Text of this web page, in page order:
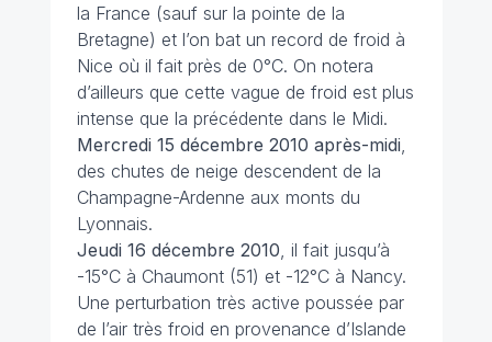
la France (sauf sur la pointe de la
Bretagne) et l’on bat un record de froid à
Nice où il fait près de 0°C. On notera
d’ailleurs que cette vague de froid est plus
intense que la précédente dans le Midi.
Mercredi 15 décembre 2010 après-midi,
des chutes de neige descendent de la
Champagne-Ardenne aux monts du
Lyonnais.
Jeudi 16 décembre 2010, il fait jusqu’à
-15°C à Chaumont (51) et -12°C à Nancy.
Une perturbation très active poussée par
de l’air très froid en provenance d’Islande